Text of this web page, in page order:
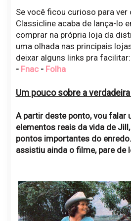
Se você ficou curioso para
Classicline acaba de lança-lo
comprar na própria loja da
uma olhada nas principais
deixar alguns links pra facilitar:
- Fnac- Folha
Um pouco sobre a verdadeira
A partir deste ponto, vou falar
elementos reais da vida de
pontos importantes do
assistiu ainda o filme, pare de